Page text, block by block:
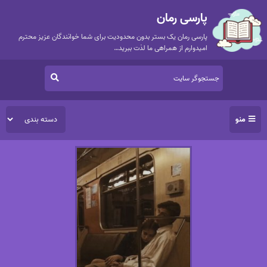
پارسی رمان
پارسی رمان یک بستر بدون محدودیت برای شما خوانندگان عزیز محترم
امیدوارم از همراهی ما لذت ببرید…
منو